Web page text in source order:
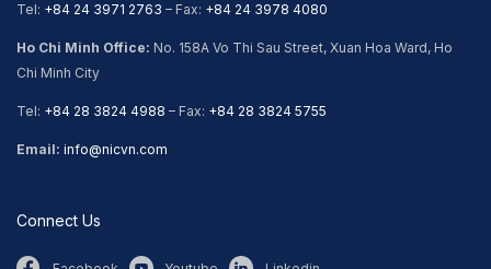
Tel: +84 24 3971 2763 – Fax: +84 24 3978 4080
Ho Chi Minh Office: No. 158A Vo Thi Sau Street, Xuan Hoa Ward, Ho
Chi Minh City
Tel: +84 28 3824 4988 – Fax: +84 28 3824 5755
Email: info@nicvn.com
Connect Us